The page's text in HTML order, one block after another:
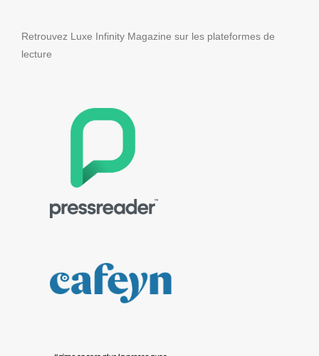
Retrouvez Luxe Infinity Magazine sur les plateformes de
lecture